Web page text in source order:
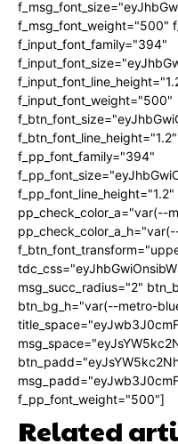
f_msg_font_weight="500"
f_input_font_family="394"
f_input_font_weight="500"
f_pp_font_family="394"
pp_check_color_a="var(--
msg_succ_radius="2"
btn_bg_h="var(--metro-
f_pp_font_weight="500"]
Related